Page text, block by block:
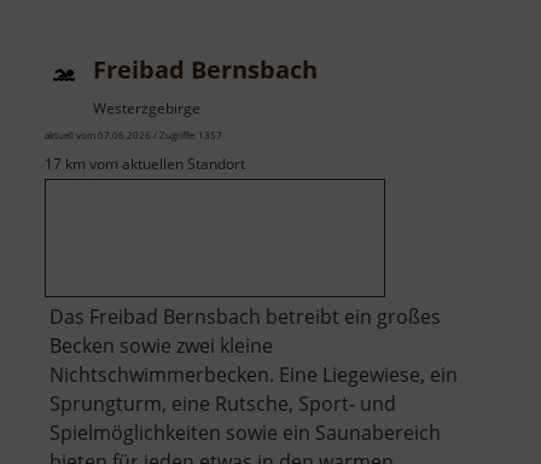
Freibad Bernsbach
Westerzgebirge
aktuell vom 07.06.2026 / Zugriffe: 1357
17 km vom aktuellen Standort
Das Freibad Bernsbach betreibt ein großes
Becken sowie zwei kleine
Nichtschwimmerbecken. Eine Liegewiese, ein
Sprungturm, eine Rutsche, Sport- und
Spielmöglichkeiten sowie ein Saunabereich